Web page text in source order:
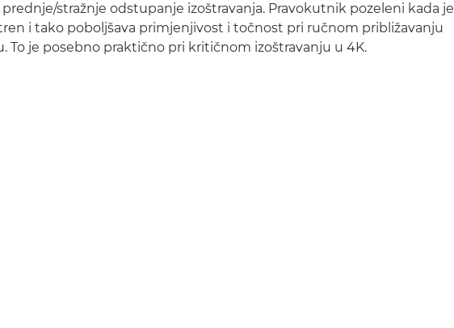
stražnje odstupanje izoštravanja. Pravokutnik pozeleni kada je
i tako poboljšava primjenjivost i točnost pri ručnom približavanju
To je posebno praktično pri kritičnom izoštravanju u 4K.